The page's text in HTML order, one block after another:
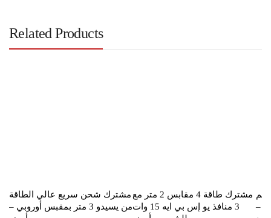
Related Products
مشترك شحن سريع عالي الطاقة
من يسيدو 3 متر بمقبس أوروبي –
مشترك طاقة 4 مقابس 2 متر مع
3 منافذ يو إس بي ايه 15 وات
–